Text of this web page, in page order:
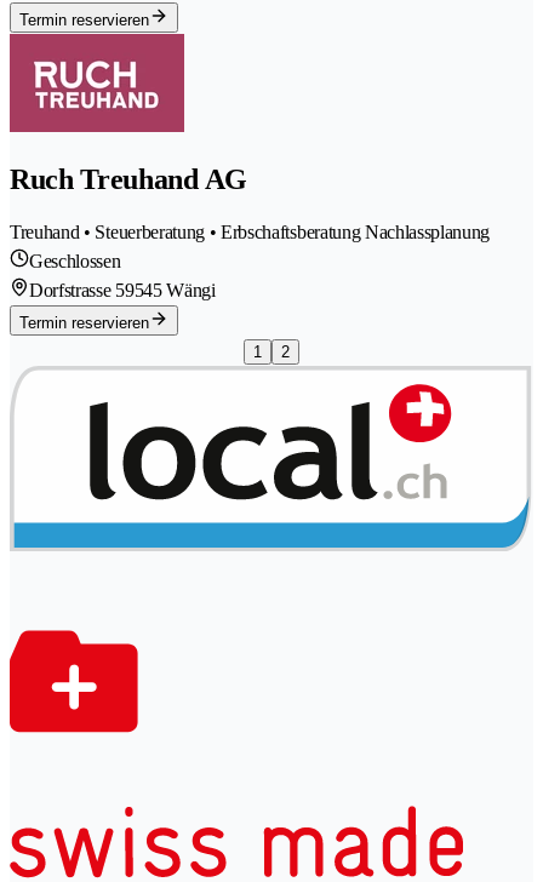
Termin reservieren
Ruch Treuhand AG
Treuhand • Steuerberatung • Erbschaftsberatung Nachlassplanung
Geschlossen
Dorfstrasse 59545 Wängi
Termin reservieren
1
2